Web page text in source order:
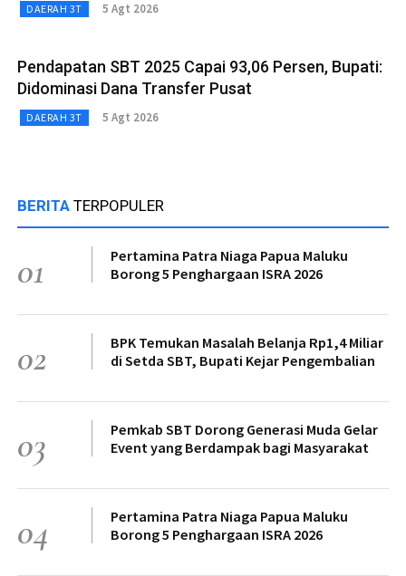
DAERAH 3T 5 Agt 2026
Pendapatan SBT 2025 Capai 93,06 Persen, Bupati:
Didominasi Dana Transfer Pusat
DAERAH 3T 5 Agt 2026
BERITA TERPOPULER
01
Pertamina Patra Niaga Papua Maluku
Borong 5 Penghargaan ISRA 2026
02
BPK Temukan Masalah Belanja Rp1,4 Miliar
di Setda SBT, Bupati Kejar Pengembalian
03
Pemkab SBT Dorong Generasi Muda Gelar
Event yang Berdampak bagi Masyarakat
04
Pertamina Patra Niaga Papua Maluku
Borong 5 Penghargaan ISRA 2026